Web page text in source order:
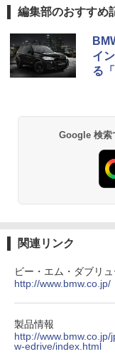
編集部のおすすめ
イ
る
Google 検索
関連リンク
ビー・エム・ダブリ
http://www.bmw.co.jp/
製品情報
http://
w-edrive/index.html